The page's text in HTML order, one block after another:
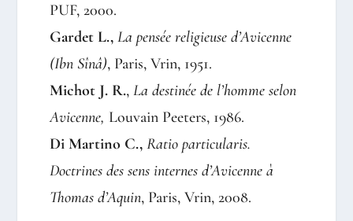
PUF, 2000.
Gardet L., La pensée religieuse d’Avicenne
(Ibn Sînâ), Paris, Vrin, 1951.
Michot J. R., La destinée de l’homme selon
Avicenne, Louvain Peeters, 1986.
Di Martino C., Ratio particularis.
Doctrines des sens internes d’Avicenne à
Thomas d’Aquin, Paris, Vrin, 2008.